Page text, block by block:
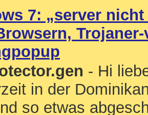
7: „server
- Hi
in der
so etwas